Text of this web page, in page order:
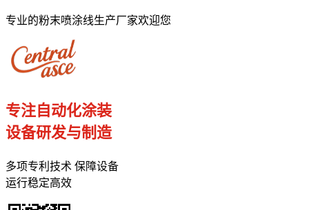
专业的粉末喷涂线生产厂家欢迎您
专注自动化涂装
设备研发与制造
多项专利技术 保障设备
运行稳定高效